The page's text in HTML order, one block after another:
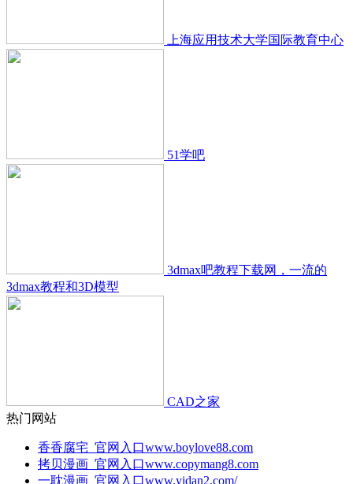
上海应用技术大学国际教育中心
51学吧
3dmax吧教程下载网，一流的
3dmax教程和3D模型
CAD之家
热门网站
香香腐宅_官网入口www.boylove88.com
拷贝漫画_官网入口www.copymang8.com
一耽漫画_官网入口www.yidan2.com/